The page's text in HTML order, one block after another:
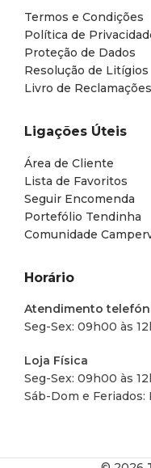
Termos e Condições
Política de
Proteção de Dados
Resolução de Litígios
Livro de Reclamações
Ligações Úteis
Área de Cliente
Lista de Favoritos
Seguir Encomenda
Portefólio Tendinha
Comunidade
Horário
Atendimento
Seg-Sex: 09h00 às
Loja Física
Seg-Sex: 09h00 às
Sáb-Dom e Feriados: